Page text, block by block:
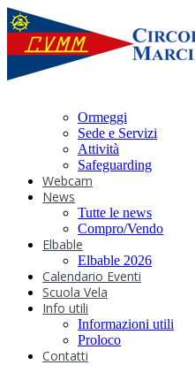
Ormeggi
Sede e Servizi
Attività
Safeguarding
Webcam
News
Tutte le news
Compro/Vendo
Elbable
Elbable 2026
Calendario Eventi
Scuola Vela
Info utili
Informazioni utili
Proloco
Contatti